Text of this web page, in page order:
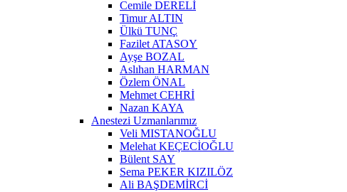
Cemile DERELİ
Timur ALTIN
Ülkü TUNÇ
Fazilet ATASOY
Ayşe BOZAL
Aslıhan HARMAN
Özlem ÖNAL
Mehmet CEHRİ
Nazan KAYA
Anestezi Uzmanlarımız
Veli MISTANOĞLU
Melehat KEÇECİOĞLU
Bülent SAY
Sema PEKER KIZILÖZ
Ali BAŞDEMİRCİ